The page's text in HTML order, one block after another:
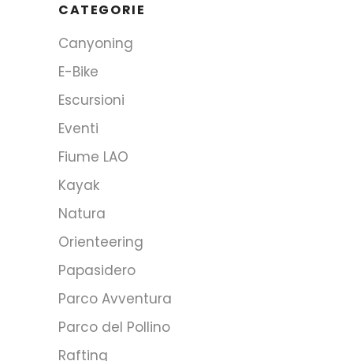
CATEGORIE
Canyoning
E-Bike
Escursioni
Eventi
Fiume LAO
Kayak
Natura
Orienteering
Papasidero
Parco Avventura
Parco del Pollino
Rafting